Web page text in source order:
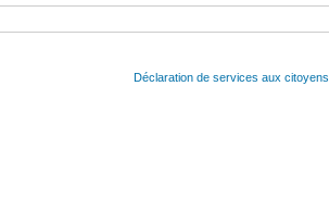
Déclaration de services aux citoyens